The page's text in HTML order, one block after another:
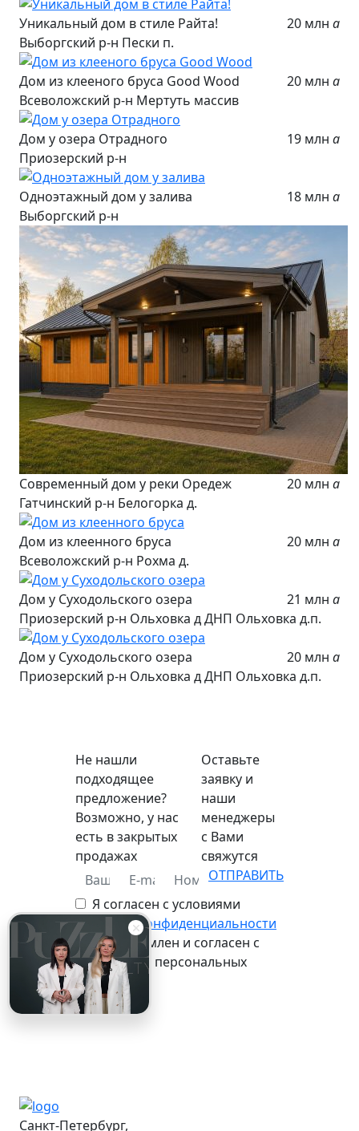
Уникальный дом в стиле Райта! 20 млн a
Выборгский р-н Пески п.
Дом из клееного бруса Good Wood 20 млн a
Всеволожский р-н Мертуть массив
Дом у озера Отрадного 19 млн a
Приозерский р-н
Одноэтажный дом у залива 18 млн a
Выборгский р-н
Современный дом у реки Оредеж 20 млн a
Гатчинский р-н Белогорка д.
Дом из клеенного бруса 20 млн a
Всеволожский р-н Рохма д.
Дом у Суходольского озера 21 млн a
Приозерский р-н Ольховка д ДНП Ольховка д.п.
Дом у Суходольского озера 20 млн a
Приозерский р-н Ольховка д ДНП Ольховка д.п.
Не нашли
подходящее
предложение?
Возможно, у нас
есть в закрытых
продажах
Оставьте
заявку и
наши
менеджеры
с Вами
свяжутся
ОТПРАВИТЬ
Я согласен с условиями
политики конфиденциальности
Я ознакомлен и согласен с
обработкой персональных
данных
Санкт-Петербург,